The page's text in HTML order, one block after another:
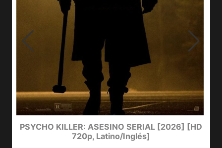
PSYCHO KILLER: ASESINO SERIAL [2026] [HD
720p, Latino/Inglés]